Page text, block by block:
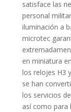
satisface las
personal
iluminación a
microtec
en miniatura
los relojes H3
se han
los servicios
así como para